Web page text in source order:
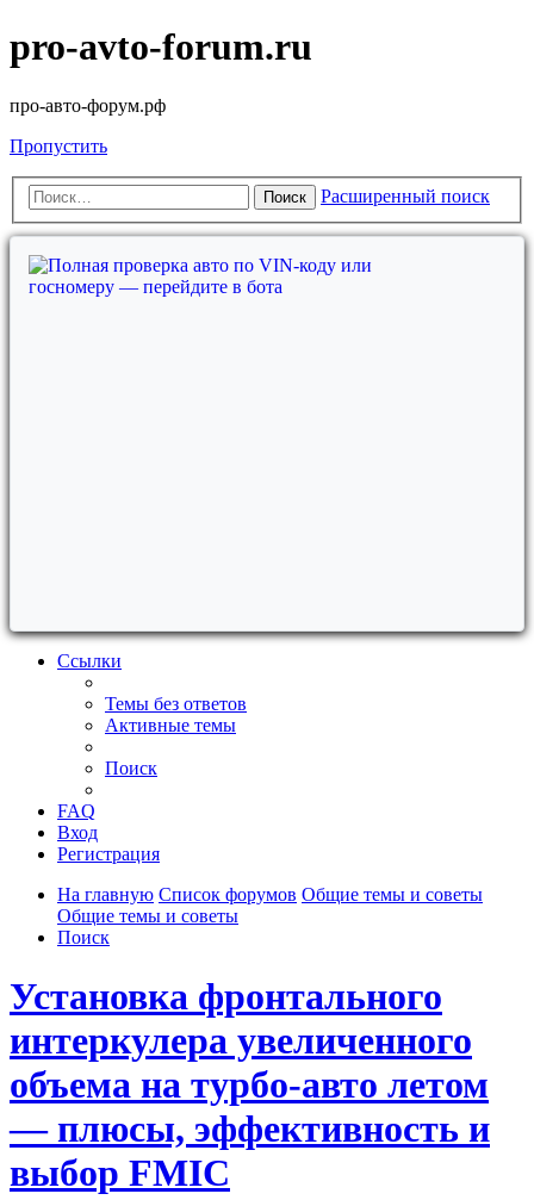
pro-avto-forum.ru
про-авто-форум.рф
Пропустить
Поиск Расширенный поиск
Ссылки
Темы без ответов
Активные темы
Поиск
FAQ
Вход
Регистрация
На главную Список форумов Общие темы и советы
Общие темы и советы
Поиск
Установка фронтального
интеркулера увеличенного
объема на турбо-авто летом
— плюсы, эффективность и
выбор FMIC